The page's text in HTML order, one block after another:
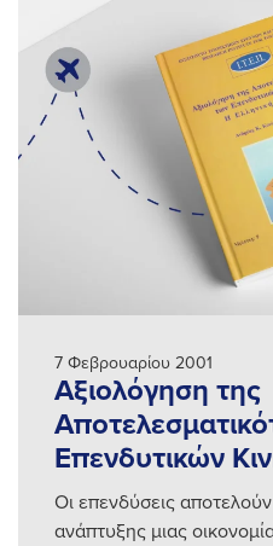
7 Φεβρουαρίου 2001
Αξιολόγηση της
Επενδυτικών
Οι επενδύσεις
ανάπτυξης μιας